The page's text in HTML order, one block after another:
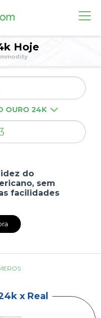
Hoje
OURO 24K
do
sem
facilidades
x Real